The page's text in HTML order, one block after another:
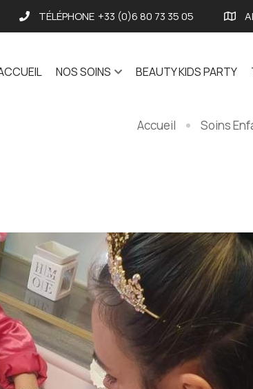
TÉLÉPHONE +33 (0)6 80 73 35 05
NOS SOINS BEAUTY KIDS PARTY
Accueil Soins